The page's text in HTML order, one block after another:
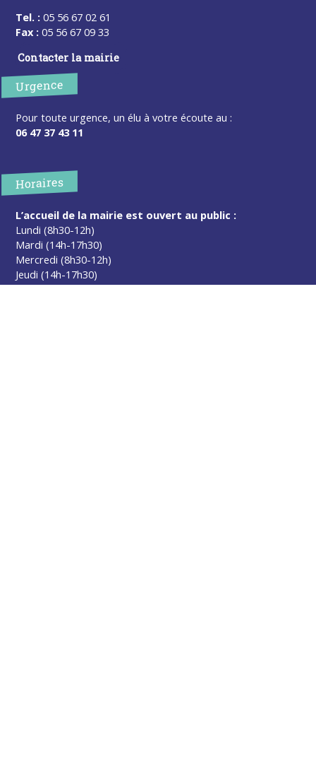
Tel. : 05 56 67 02 61
Fax : 05 56 67 09 33
Contacter la mairie
Urgence
Pour toute urgence, un élu à votre écoute au :
06 47 37 43 11
Horaires
L’accueil de la mairie est ouvert au public :
Lundi (8h30-12h)
Mardi (14h-17h30)
Mercredi (8h30-12h)
Jeudi (14h-17h30)
Sur rendez-vous en dehors de ces horaires :cliquez ici